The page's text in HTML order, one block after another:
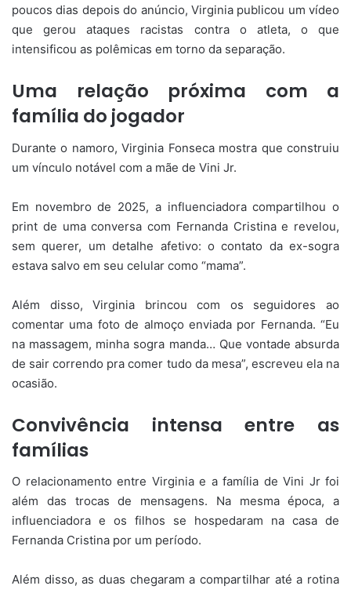
poucos dias depois do anúncio, Virginia publicou um vídeo
que gerou ataques racistas contra o atleta, o que
intensificou as polêmicas em torno da separação.
Uma relação próxima com a
família do jogador
Durante o namoro, Virginia Fonseca mostra que construiu
um vínculo notável com a mãe de Vini Jr.
Em novembro de 2025, a influenciadora compartilhou o
print de uma conversa com Fernanda Cristina e revelou,
sem querer, um detalhe afetivo: o contato da ex-sogra
estava salvo em seu celular como “mama”.
Além disso, Virginia brincou com os seguidores ao
comentar uma foto de almoço enviada por Fernanda. “Eu
na massagem, minha sogra manda… Que vontade absurda
de sair correndo pra comer tudo da mesa”, escreveu ela na
ocasião.
Convivência intensa entre as
famílias
O relacionamento entre Virginia e a família de Vini Jr foi
além das trocas de mensagens. Na mesma época, a
influenciadora e os filhos se hospedaram na casa de
Fernanda Cristina por um período.
Além disso, as duas chegaram a compartilhar até a rotina